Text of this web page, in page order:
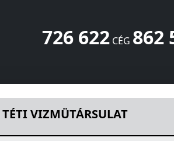
726 622CÉG 862
TÉTI VIZMÜTÁRSULAT